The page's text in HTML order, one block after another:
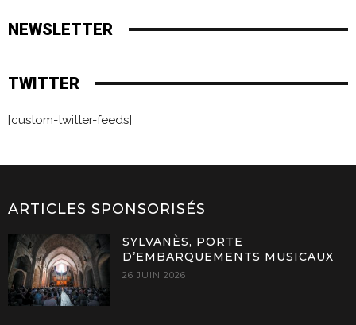
NEWSLETTER
TWITTER
[custom-twitter-feeds]
ARTICLES SPONSORISÉS
SYLVANÈS, PORTE
D’EMBARQUEMENTS MUSICAUX
26 JUIN 2026